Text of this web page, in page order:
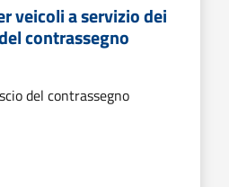
veicoli a servizio dei
contrassegno
del contrassegno